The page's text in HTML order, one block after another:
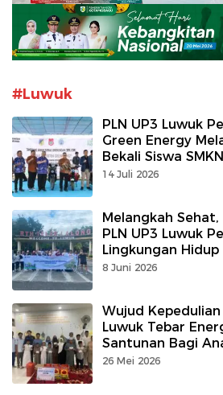
#Luwuk
PLN UP3 Luwuk
Green Energy
Bekali Siswa
Kompetensi
14 Juli 2026
Melangkah
PLN UP3 Luwuk
Lingkungan
dengan Aksi
8 Juni 2026
Wujud Kepedulian
Luwuk Tebar
Santunan Bagi
26 Mei 2026